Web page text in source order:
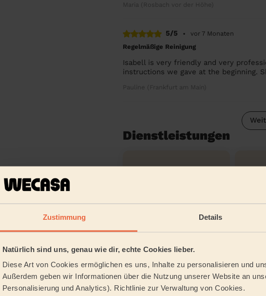
Zustimmung Details
Natürlich sind uns, genau wie dir, echte Cookies lieber.
Diese Art von Cookies ermöglichen es uns, Inhalte zu personalisieren und
Außerdem geben wir Informationen über die Nutzung unserer Website an
Personalisierung und Analytics). Richtlinie zur Verwaltung von Cookies.
Maria (Rosbach vor der Höhe)
5/5 •
vor 7 Monaten
Regelmäßige Reinigung
Isabell is very friendly and very
instructions we gave at the beginning.
Pauline (Frankfurt am Main)
Dienstleistungen
Reinigung der
Tätigkeitsbereich